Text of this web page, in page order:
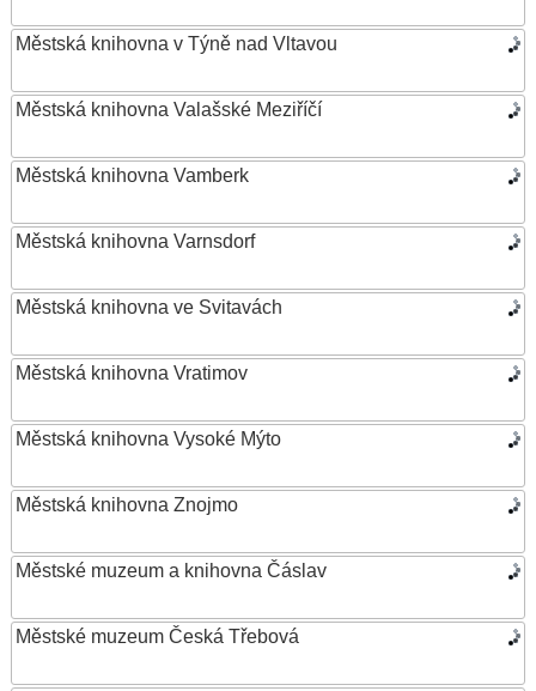
Městská knihovna v Týně nad Vltavou
Městská knihovna Valašské Meziříčí
Městská knihovna Vamberk
Městská knihovna Varnsdorf
Městská knihovna ve Svitavách
Městská knihovna Vratimov
Městská knihovna Vysoké Mýto
Městská knihovna Znojmo
Městské muzeum a knihovna Čáslav
Městské muzeum Česká Třebová